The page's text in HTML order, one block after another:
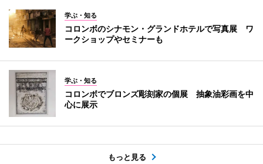
学ぶ・知る
コロンボのシナモン・グランドホテルで写真展 ワ
ークショップやセミナーも
学ぶ・知る
コロンボでブロンズ彫刻家の個展 抽象油彩画を中
心に展示
もっと見る